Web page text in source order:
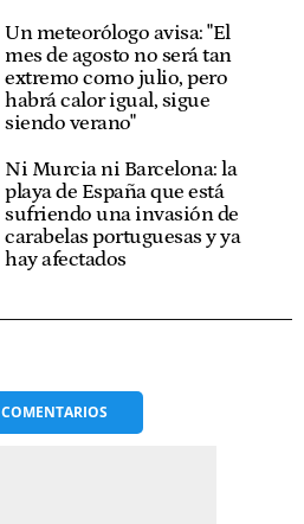
Un meteorólogo avisa: "El
mes de agosto no será tan
extremo como julio, pero
habrá calor igual, sigue
siendo verano"
Ni Murcia ni Barcelona: la
playa de España que está
sufriendo una invasión de
carabelas portuguesas y ya
hay afectados
COMENTARIOS